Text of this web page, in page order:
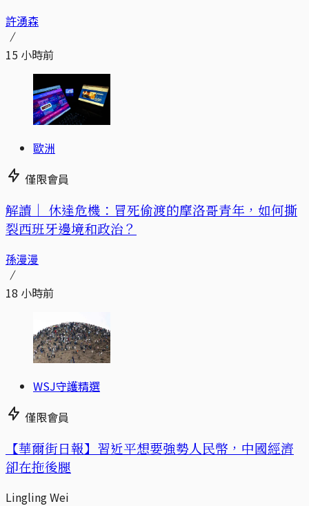
許湧森
15 小時前
歐洲
僅限會員
解讀｜ 休達危機：冒死偷渡的摩洛哥青年，如何撕
裂西班牙邊境和政治？
孫漫漫
18 小時前
WSJ守護精選
僅限會員
【華爾街日報】習近平想要強勢人民幣，中國經濟
卻在拖後腿
Lingling Wei